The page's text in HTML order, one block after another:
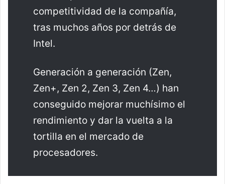
competitividad de la compañía,
tras muchos años por detrás de
Intel.
Generación a generación (Zen,
Zen+, Zen 2, Zen 3, Zen 4…) han
conseguido mejorar muchísimo el
rendimiento y dar la vuelta a la
tortilla en el mercado de
procesadores.